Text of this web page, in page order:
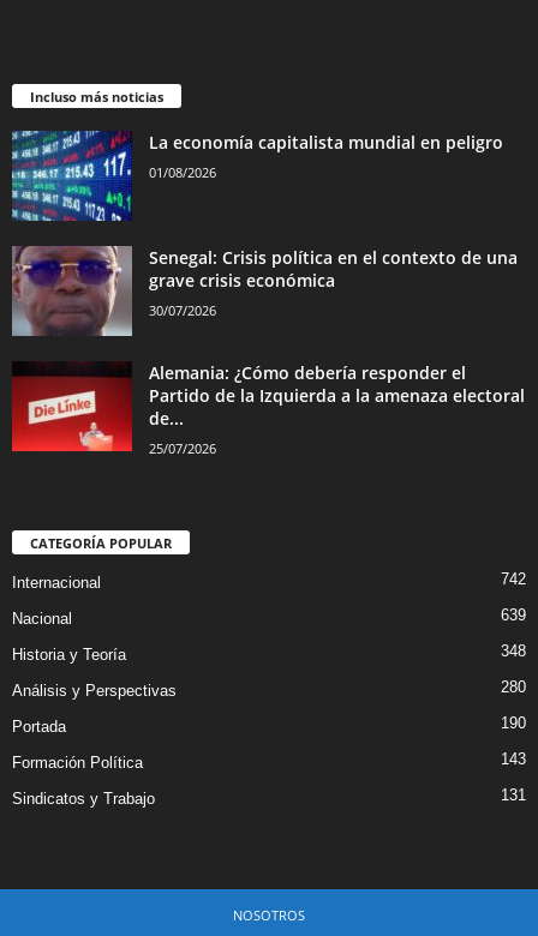
Incluso más noticias
La economía capitalista mundial en peligro
01/08/2026
Senegal: Crisis política en el contexto de una
grave crisis económica
30/07/2026
Alemania: ¿Cómo debería responder el
Partido de la Izquierda a la amenaza electoral
de...
25/07/2026
CATEGORÍA POPULAR
Internacional 742
Nacional 639
Historia y Teoría 348
Análisis y Perspectivas 280
Portada 190
Formación Política 143
Sindicatos y Trabajo 131
NOSOTROS